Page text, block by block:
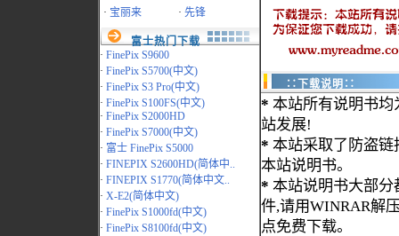
· 宝丽来 · 先锋
富士热门下载
· FinePix S9600
· FinePix S5700(中文)
· FinePix S3 Pro(中文)
· FinePix S100FS(中文)
· FinePix S2000HD
· FinePix S7000(中文)
· 富士 FinePix S5000
· FINEPIX S2600HD(简体中..
· FINEPIX S1770(简体中文..
· X-E2(简体中文)
· FinePix S1000fd(中文)
· FinePix S8100fd(中文)
∷下载说明∷
* 本站所有说明书均
站发展!
* 本站采取了防盗链
本站说明书。
* 本站说明书大部分
件,请用WINRAR解
点免费下载。